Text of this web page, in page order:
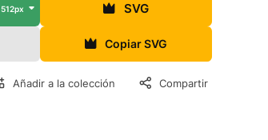
512px SVG
Copiar SVG
Añadir a la colección Compartir